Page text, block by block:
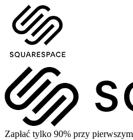
Zapłać tylko 90% przy